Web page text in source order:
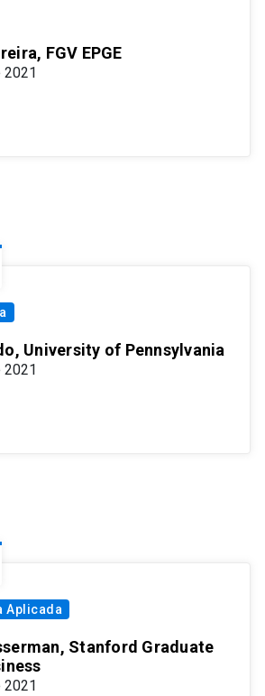
FGV EPGE
2021
University of Pennsylvania
2021
Aplicada
Stanford Graduate
2021